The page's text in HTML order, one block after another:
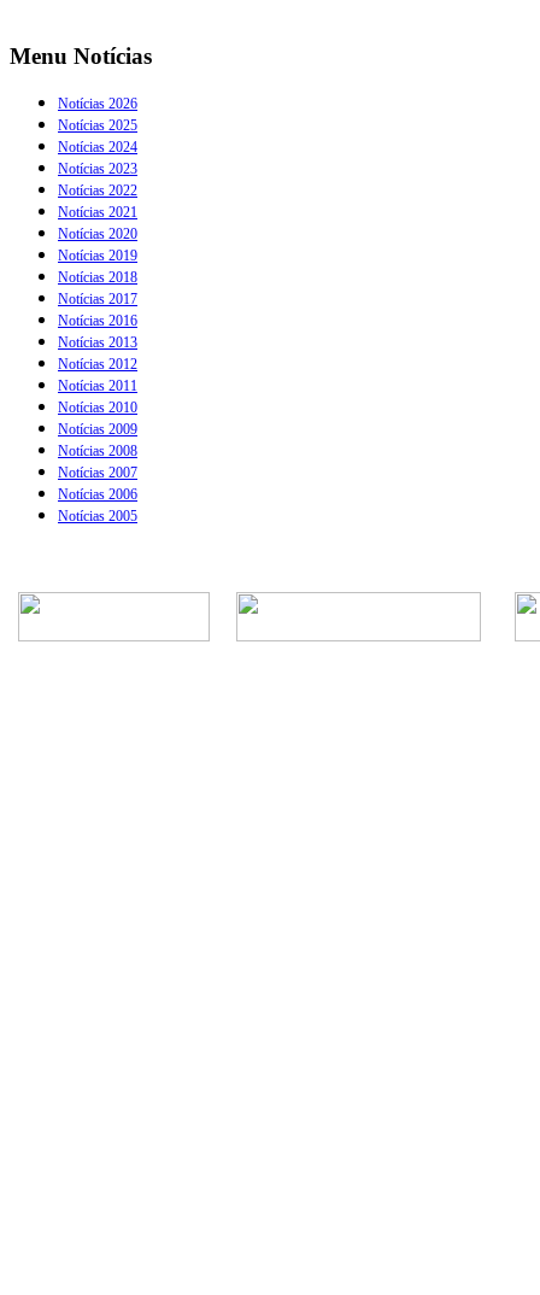
Menu Notícias
Notícias 2026
Notícias 2025
Notícias 2024
Notícias 2023
Notícias 2022
Notícias 2021
Notícias 2020
Notícias 2019
Notícias 2018
Notícias 2017
Notícias 2016
Notícias 2013
Notícias 2012
Notícias 2011
Notícias 2010
Notícias 2009
Notícias 2008
Notícias 2007
Notícias 2006
Notícias 2005